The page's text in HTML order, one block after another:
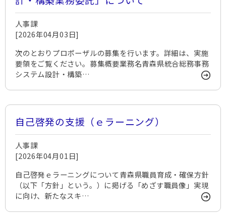
人事課
[2026年04月03日]
次のとおりプロポーザルの募集を行います。詳細は、実施
要領をご覧ください。募集概要業務名青森県統合総務事務
システム設計・構築…
自己啓発の支援（ｅラーニング）
人事課
[2026年04月01日]
自己啓発ｅラーニングについて青森県職員育成・確保方針
（以下「方針」という。）に掲げる「めざす職員像」実現
に向け、新たなスキ…